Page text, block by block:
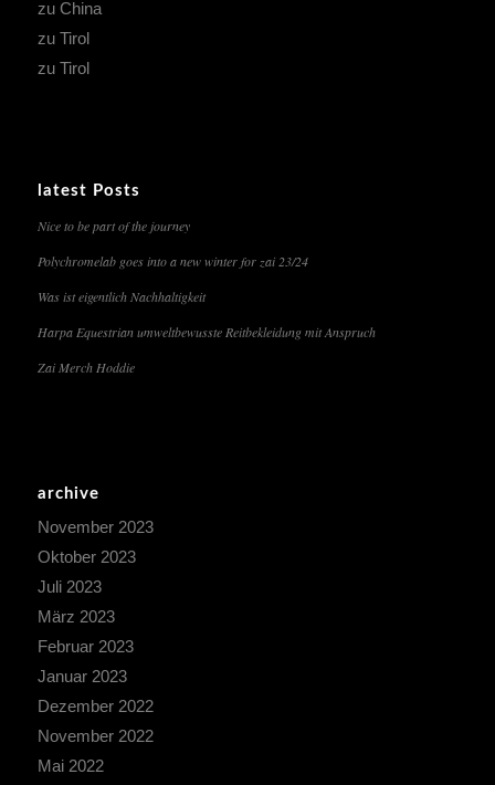
zu China
zu Tirol
zu Tirol
latest Posts
Nice to be part of the journey
Polychromelab goes into a new winter for zai 23/24
Was ist eigentlich Nachhaltigkeit
Harpa Equestrian umweltbewusste Reitbekleidung mit Anspruch
Zai Merch Hoddie
archive
November 2023
Oktober 2023
Juli 2023
März 2023
Februar 2023
Januar 2023
Dezember 2022
November 2022
Mai 2022